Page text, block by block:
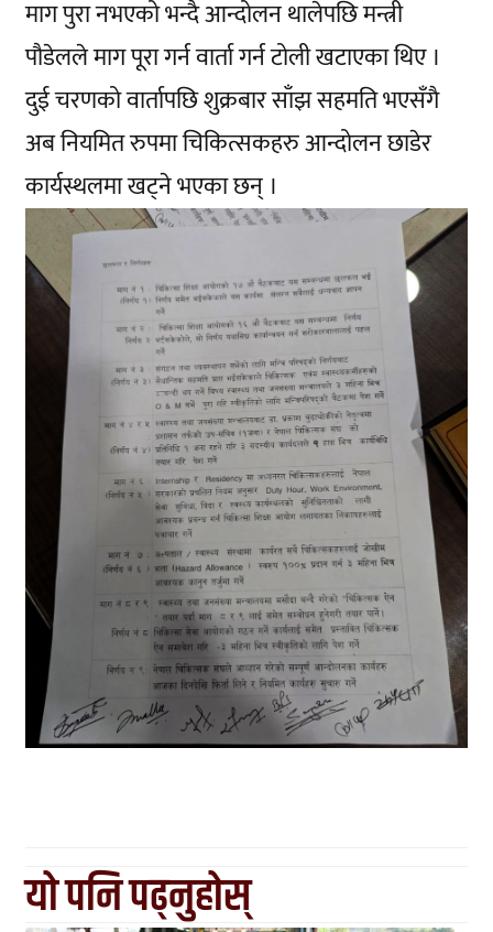
माग पुरा नभएको भन्दै आन्दोलन थालेपछि मन्त्री
पौडेलले माग पूरा गर्न वार्ता गर्न टोली खटाएका थिए ।
दुई चरणको वार्तापछि शुक्रबार साँझ सहमति भएसँगै
अब नियमित रुपमा चिकित्सकहरु आन्दोलन छाडेर
कार्यस्थलमा खट्ने भएका छन् ।
यो पनि पढ्नुहोस्